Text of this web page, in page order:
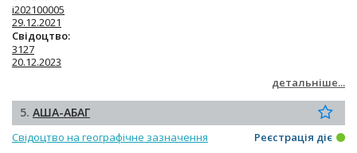
i202100005
29.12.2021
Свідоцтво:
3127
20.12.2023
детальніше...
5. АША-АБАГ
Свідоцтво на географічне зазначення
Реєстрація діє